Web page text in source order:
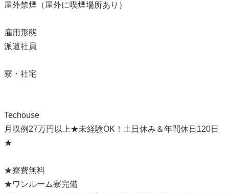
屋外禁煙（屋外に喫煙場所あり）
雇用形態
派遣社員
寮・社宅
Techouse
月収例27万円以上★未経験OK！土日休み＆年間休日120日
★
★寮費無料
★ワンルーム寮完備